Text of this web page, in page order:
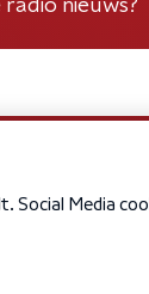
nieuws?